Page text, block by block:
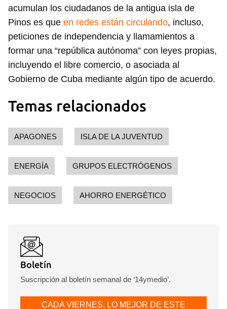
acumulan los ciudadanos de la antigua isla de
Pinos es que en redes están circulando, incluso,
peticiones de independencia y llamamientos a
formar una “república autónoma” con leyes propias,
incluyendo el libre comercio, o asociada al
Gobierno de Cuba mediante algún tipo de acuerdo.
Temas relacionados
APAGONES ISLA DE LA JUVENTUD
ENERGÍA GRUPOS ELECTRÓGENOS
NEGOCIOS AHORRO ENERGÉTICO
Boletín
Suscripción al boletín semanal de ‘14ymedio’.
CADA VIERNES, LO MEJOR DE ESTE